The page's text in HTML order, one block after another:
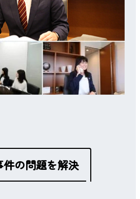
件の問題を解決